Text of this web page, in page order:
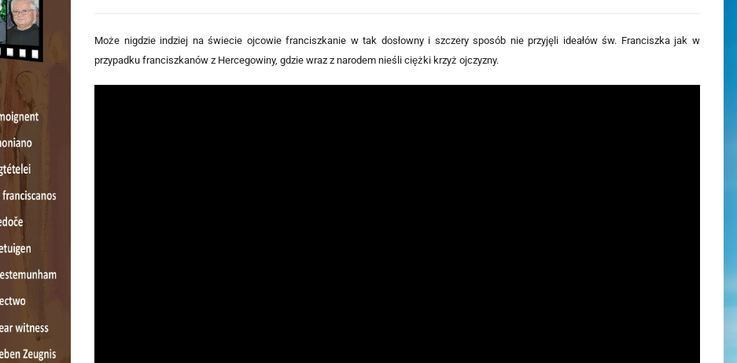
Może nigdzie indziej na świecie ojcowie franciszkanie w tak dosłowny i szczery sposób nie przyjęli ideałów św. Franciszka jak w
przypadku franciszkanów z Hercegowiny, gdzie wraz z narodem nieśli ciężki krzyż ojczyzny.